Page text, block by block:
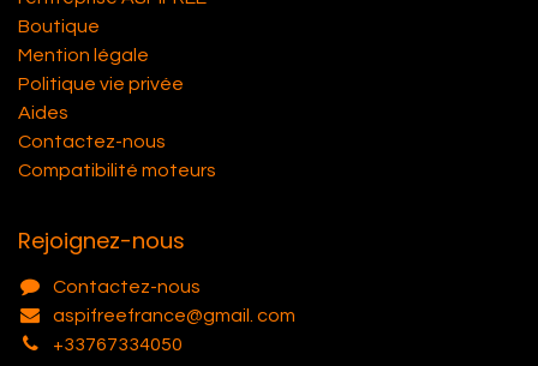
Boutique
Mention légale
Politique vie privée
Aides
Contactez-nous
Compatibilité moteurs
Rejoignez-nous
Contactez-nous
aspifreefrance@gmail. com
+33767334050